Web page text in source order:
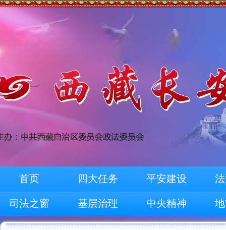
首页 四大任务 平安建设
司法之窗 基层治理 中央精神